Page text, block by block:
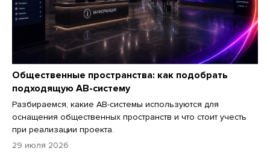
Общественные пространства: как подобрать
подходящую АВ-систему
Разбираемся, какие АВ-системы используются для
оснащения общественных пространств и что стоит учесть
при реализации проекта.
29 июля 2026